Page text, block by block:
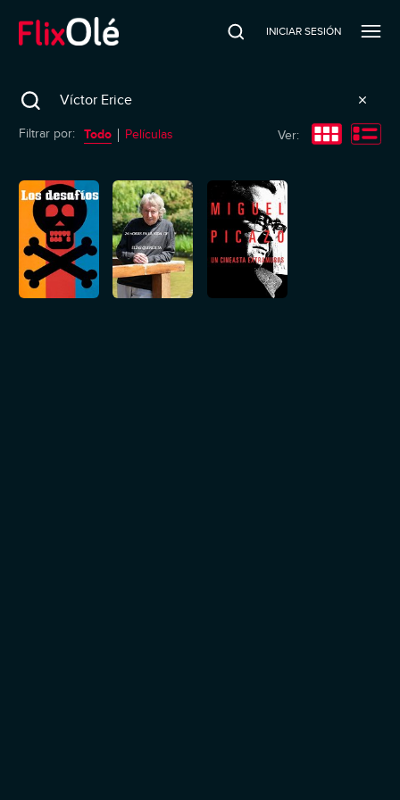
INICIAR SESIÓN
Search
Filtrar por: Todo Películas Ver: